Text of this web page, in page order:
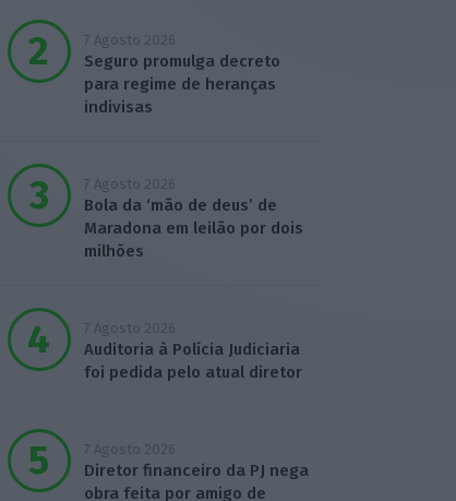
7 Agosto 2026
Seguro promulga decreto
para regime de heranças
indivisas
7 Agosto 2026
Bola da ‘mão de deus’ de
Maradona em leilão por dois
milhões
7 Agosto 2026
Auditoria à Polícia Judiciaria
foi pedida pelo atual diretor
7 Agosto 2026
Diretor financeiro da PJ nega
obra feita por amigo de